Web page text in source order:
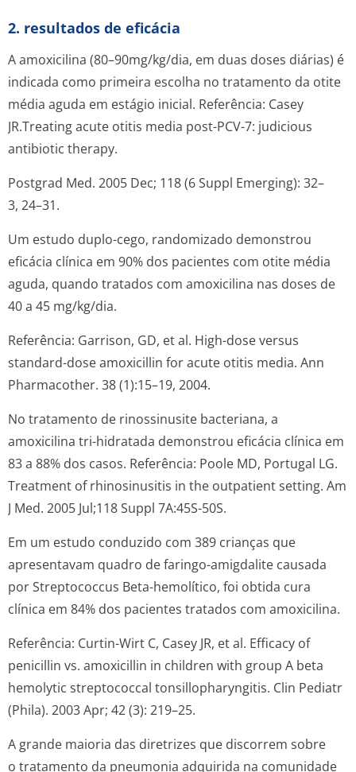
2. resultados de eficácia
A amoxicilina (80–90mg/kg/dia, em duas doses diárias) é
indicada como primeira escolha no tratamento da otite
média aguda em estágio inicial. Referência: Casey
JR.Treating acute otitis media post-PCV-7: judicious
antibiotic therapy.
Postgrad Med. 2005 Dec; 118 (6 Suppl Emerging): 32–
3, 24–31.
Um estudo duplo-cego, randomizado demonstrou
eficácia clínica em 90% dos pacientes com otite média
aguda, quando tratados com amoxicilina nas doses de
40 a 45 mg/kg/dia.
Referência: Garrison, GD, et al. High-dose versus
standard-dose amoxicillin for acute otitis media. Ann
Pharmacother. 38 (1):15–19, 2004.
No tratamento de rinossinusite bacteriana, a
amoxicilina tri-hidratada demonstrou eficácia clínica em
83 a 88% dos casos. Referência: Poole MD, Portugal LG.
Treatment of rhinosinusitis in the outpatient setting. Am
J Med. 2005 Jul;118 Suppl 7A:45S-50S.
Em um estudo conduzido com 389 crianças que
apresentavam quadro de faringo-amigdalite causada
porStreptococcus Beta-hemolítico, foi obtida cura
clínica em 84% dos pacientes tratados com amoxicilina.
Referência: Curtin-Wirt C, Casey JR, et al. Efficacy of
penicillin vs. amoxicillin in children with group A beta
hemolytic streptococcal tonsillopharyn­gitis. Clin Pediatr
(Phila). 2003 Apr; 42 (3): 219–25.
A grande maioria das diretrizes que discorrem sobre
o tratamento da pneumonia adquirida na comunidade